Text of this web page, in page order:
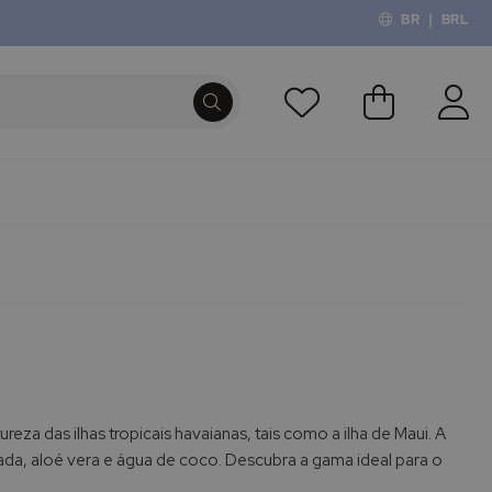
BR | BRL
O Meu
das ilhas tropicais havaianas, tais como a ilha de Maui. A
aloé vera e água de coco. Descubra a gama ideal para o